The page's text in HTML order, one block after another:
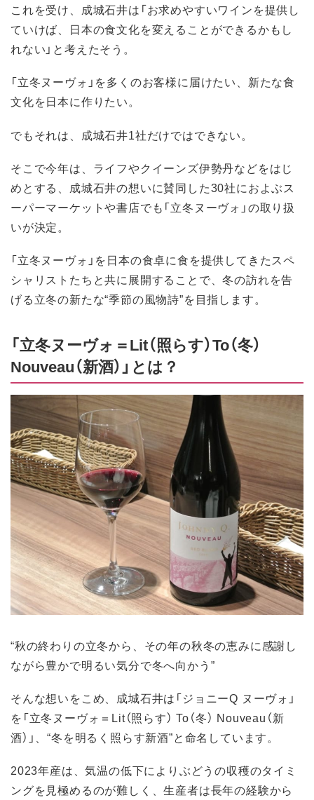
これを受け、成城石井は「お求めやすいワインを提供し
ていけば、日本の食文化を変えることができるかもし
れない」と考えたそう。
「立冬ヌーヴォ」を多くのお客様に届けたい、新たな食
文化を日本に作りたい。
でもそれは、成城石井1社だけではできない。
そこで今年は、ライフやクイーンズ伊勢丹などをはじ
めとする、成城石井の想いに賛同した30社におよぶス
ーパーマーケットや書店でも「立冬ヌーヴォ」の取り扱
いが決定。
「立冬ヌーヴォ」を日本の食卓に食を提供してきたスペ
シャリストたちと共に展開することで、冬の訪れを告
げる立冬の新たな“季節の風物詩”を目指します。
「立冬ヌーヴォ＝Lit（照らす）To（冬）
Nouveau（新酒）」とは？
“秋の終わりの立冬から、その年の秋冬の恵みに感謝し
ながら豊かで明るい気分で冬へ向かう”
そんな想いをこめ、成城石井は「ジョニーQ ヌーヴォ」
を「立冬ヌーヴォ＝Lit（照らす） To（冬） Nouveau（新
酒）」、“冬を明るく照らす新酒”と命名しています。
2023年産は、気温の低下によりぶどうの収穫のタイミ
ングを見極めるのが難しく、生産者は長年の経験から